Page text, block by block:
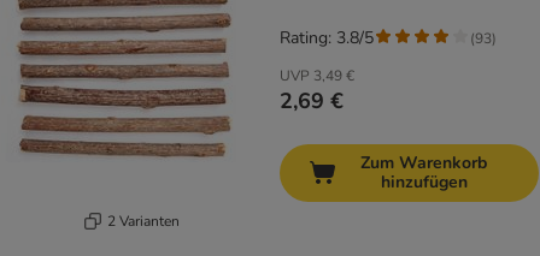
2 Varianten
UVP 3,49 €
2,69 €
Rating: 3.8/5 (93)
Zum Warenkorb
hinzufügen